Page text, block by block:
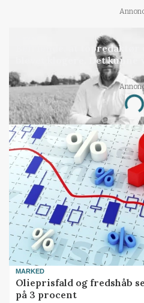
Befriende, at topredaktør
blevet klogere. Det kunne
MARKED
Olieprisfald og fredshåb
på 3 procent